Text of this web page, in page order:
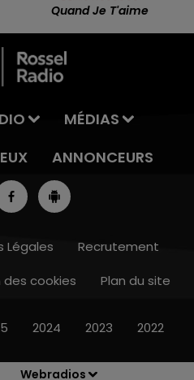
Webradios
Quand Je T'aime
MÉDIAS
ANNONCEURS
Légales
Recrutement
cookies Plan du site
2024 2023 2022